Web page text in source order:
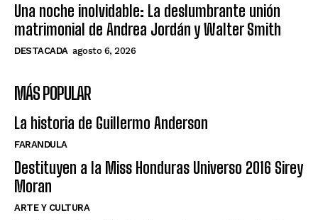
Una noche inolvidable: La deslumbrante unión
matrimonial de Andrea Jordán y Walter Smith
DESTACADA agosto 6, 2026
MÁS POPULAR
La historia de Guillermo Anderson
FARANDULA
Destituyen a la Miss Honduras Universo 2016 Sirey
Moran
ARTE Y CULTURA